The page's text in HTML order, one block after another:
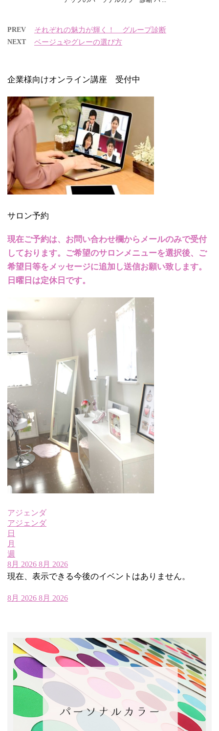
PREV それぞれの魅力が輝く！ グループ診断
NEXT ベージュやグレーの選び方
企業様向けオンライン講座 受付中
サロン予約
現在ご予約は、お問い合わせ欄からメールのみで受付
しております。ご希望のサロンメニューを選択後、ご
希望日等をメッセージに追加し送信お願い致します。
日曜日は定休日です。
アジェンダ
アジェンダ
日
月
週
8月 2026 8月 2026
現在、表示できる今後のイベントはありません。
8月 2026 8月 2026